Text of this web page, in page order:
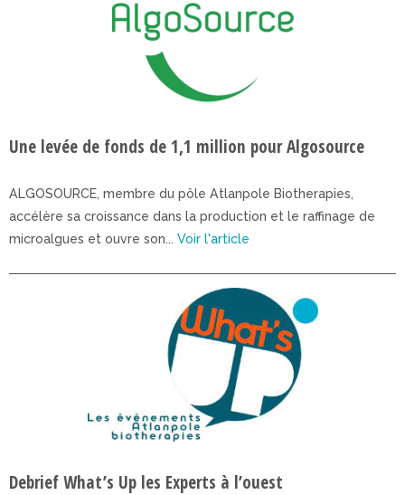
Une levée de fonds de 1,1 million pour Algosource
ALGOSOURCE, membre du pôle Atlanpole Biotherapies,
accélère sa croissance dans la production et le raffinage de
microalgues et ouvre son... Voir l'article
Debrief What’s Up les Experts à l’ouest